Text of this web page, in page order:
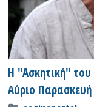
Η "Ασκητική"
Αύριο